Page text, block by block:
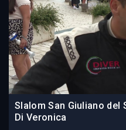
Slalom San Giuliano del
Di Veronica